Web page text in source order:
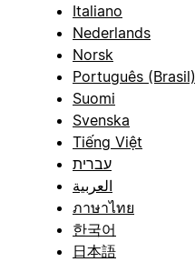
Italiano
Nederlands
Norsk
Português (Brasil)
Suomi
Svenska
Tiếng Việt
עברית
العربية
ภาษาไทย
한국어
日本語